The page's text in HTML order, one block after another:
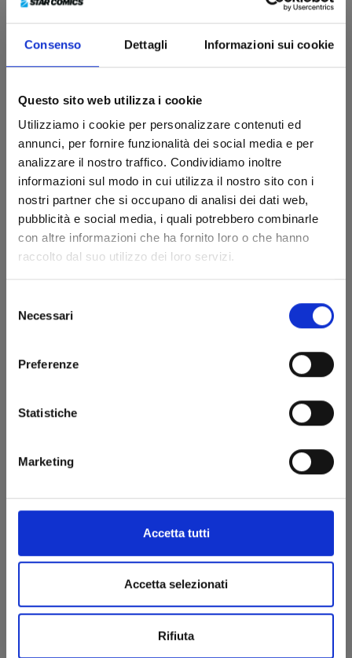
Consenso Dettagli Informazioni sui cookie
Questo sito web utilizza i cookie
Utilizziamo i cookie per personalizzare contenuti ed
annunci, per fornire funzionalità dei social media e per
analizzare il nostro traffico. Condividiamo inoltre
informazioni sul modo in cui utilizza il nostro sito con i
nostri partner che si occupano di analisi dei dati web,
pubblicità e social media, i quali potrebbero combinarle
con altre informazioni che ha fornito loro o che hanno
raccolto dal suo utilizzo dei loro servizi.
delNecessari
Preferenze
Statistiche
Marketing
Accetta tutti
Accetta selezionati
Rifiuta
YOTSUBA&! n. 16
ASYL n. 4